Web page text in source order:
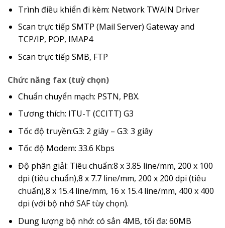
Trình điều khiển đi kèm: Network TWAIN Driver
Scan trực tiếp SMTP (Mail Server) Gateway and
TCP/IP, POP, IMAP4
Scan trực tiếp SMB, FTP
Chức năng fax (tuỳ chọn)
Chuẩn chuyển mạch: PSTN, PBX.
Tương thích: ITU-T (CCITT) G3
Tốc độ truyền:G3: 2 giây – G3: 3 giây
Tốc độ Modem: 33.6 Kbps
Độ phân giải: Tiêu chuẩn:8 x 3.85 line/mm, 200 x 100
dpi (tiêu chuẩn),8 x 7.7 line/mm, 200 x 200 dpi (tiêu
chuẩn),8 x 15.4 line/mm, 16 x 15.4 line/mm, 400 x 400
dpi (với bộ nhớ SAF tùy chọn).
Dung lượng bộ nhớ: có sẳn 4MB, tối đa: 60MB